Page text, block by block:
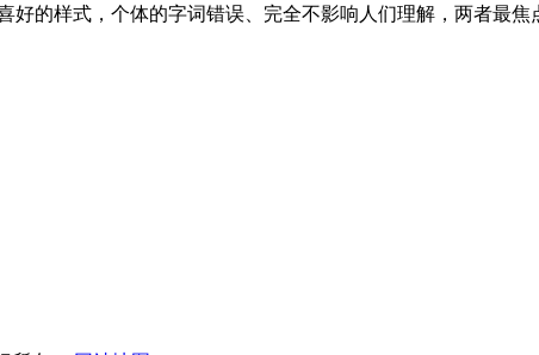
的样式，个体的字词错误、完全不影响人们理解，两者最